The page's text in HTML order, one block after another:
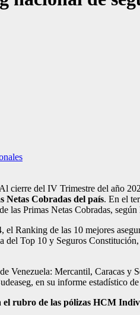
cierre del IV Trimestre del año
Netas Cobradas del país. En el
las Primas Netas Cobradas,
Ranking de las 10 mejores
del Top 10 y Seguros Constitución,
Venezuela: Mercantil, Caracas y
en su informe estadístico
rubro de las pólizas HCM